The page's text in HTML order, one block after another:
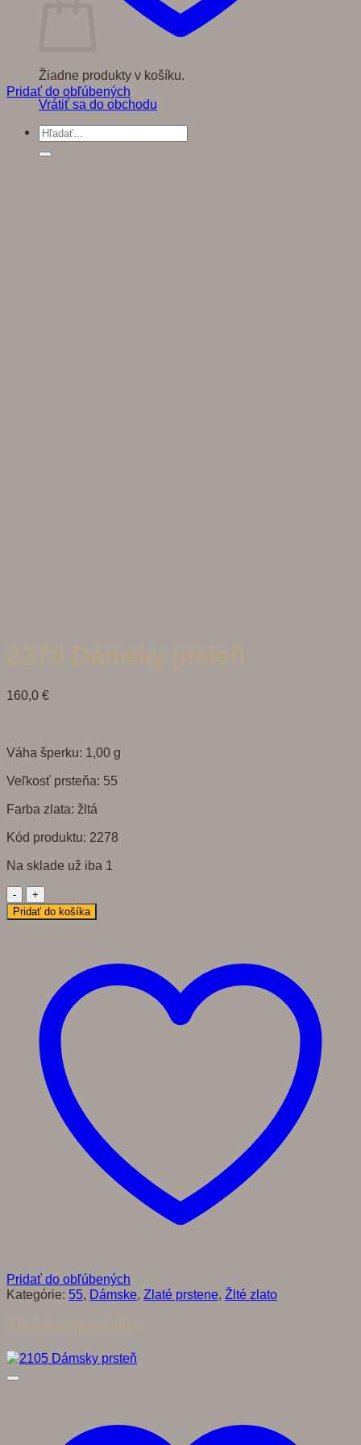
Žiadne produkty v košíku.
Vrátiť sa do obchodu
Hľadať:
Pridať do obľúbených
2278 Dámsky prsteň
160,0 €
Váha šperku: 1,00 g
Veľkosť prsteňa: 55
Farba zlata: žltá
Kód produktu: 2278
Na sklade už iba 1
množstvo
2278
Dámsky
Pridať do košíka
Pridať do obľúbených
Kategórie: 55, Dámske, Zlaté prstene, Žlté zlato
Súvisiace produkty